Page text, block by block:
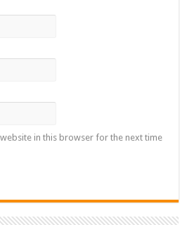
website in this browser for the next time